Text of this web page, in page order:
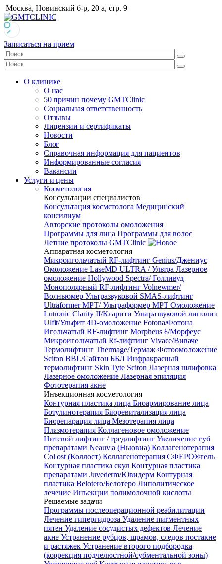
Москва, Новинский б-р, 20 а, стр. 9
Записаться на прием
О клинике
О нас
50 причин почему GMTClinic
Социальная ответственность
Отзывы
Лицензии и сертификаты
Новости
Блог
Справочная информация для пациентов
Информированные согласия
Вакансии
Услуги и цены
Косметология
Консультации специалистов
Консультация косметолога Медицинский
консилиум
Авторские протоколы омоложения
Программы для лица Программы для волос
Летние протоколы GMTClinic
Аппаратная косметология
Микроигольчатый RF-лифтинг Genius/Джениус
Омоложение LaseMD ULTRA / Ультра Лазерное
омоложение Hollywood Spectra/ Голливуд
Монополярный RF-лифтинг Volnewmer/
Волньюмер Ультразвуковой SMAS-лифтинг
Ultraformer MPT/ Ультраформер MPT Омоложение
Lutronic Clarity II/Кларити Ультразвуковой липолиз
Ulfit/Ульфит 4D-омоложение Fotona/Фотона
Игольчатый RF-лифтинг Morpheus 8/Морфеус
Микроигольчатый Rf-лифтинг Vivace/Виваче
Термолифтинг Thermage/Термаж Фотоомоложение
Sciton BBL/Сайтон ББЛ Инфракрасный
термолифтинг Skin Tyte Sciton Лазерная шлифовка
Лазерное омоложение Лазерная эпиляция
Фототерапия акне
Инъекционная косметология
Контурная пластика лица Биоармирование лица
Ботулинотерапия Биоревитализация лица
Биорепарация лица Мезотерапия лица
Плазмотерапия Коллагеновое омоложение
Нитевой лифтинг / тредлифтинг Увеличение губ
препаратами Neauvia (Ньювиа) Коллагенотерапия
Collost (Коллост) Коллагенотерапия СФЕРО®гель
Контурная пластика скул Контурная пластика
препаратами Juvederm/Ювидерм Контурная
пластика Belotero/Белотеро Липолитическое
лечение Инъекции полимолочной кислоты
Решаемые задачи
Программы послеоперационной реабилитации
Лечение гипергидроза Удаление пигментных
пятен Удаление сосудистых дефектов Лечение
акне Устранение рубцов, шрамов, следов постакне
и растяжек Устранение второго подбородка
(коррекция подчелюстной/субментальной зоны)